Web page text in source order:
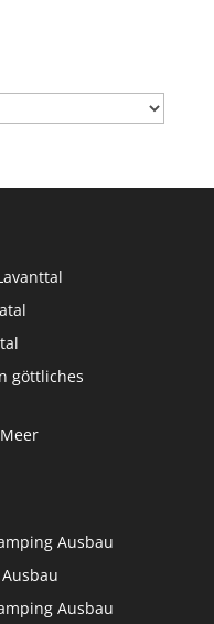
göttliches
Ausbau
Ausbau